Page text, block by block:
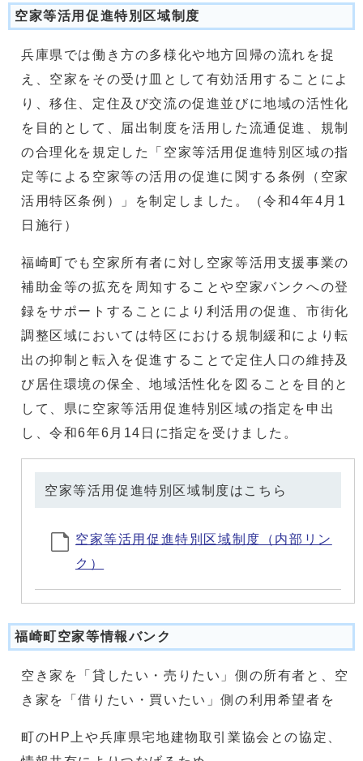
空家等活用促進特別区域制度
兵庫県では働き方の多様化や地方回帰の流れを捉
え、空家をその受け皿として有効活用することによ
り、移住、定住及び交流の促進並びに地域の活性化
を目的として、届出制度を活用した流通促進、規制
の合理化を規定した「空家等活用促進特別区域の指
定等による空家等の活用の促進に関する条例（空家
活用特区条例）」を制定しました。（令和4年4月1
日施行）
福崎町でも空家所有者に対し空家等活用支援事業の
補助金等の拡充を周知することや空家バンクへの登
録をサポートすることにより利活用の促進、市街化
調整区域においては特区における規制緩和により転
出の抑制と転入を促進することで定住人口の維持及
び居住環境の保全、地域活性化を図ることを目的と
して、県に空家等活用促進特別区域の指定を申出
し、令和6年6月14日に指定を受けました。
空家等活用促進特別区域制度はこちら
空家等活用促進特別区域制度（内部リン
ク）
福崎町空家等情報バンク
空き家を「貸したい・売りたい」側の所有者と、空
き家を「借りたい・買いたい」側の利用希望者を
町のHP上や兵庫県宅地建物取引業協会との協定、